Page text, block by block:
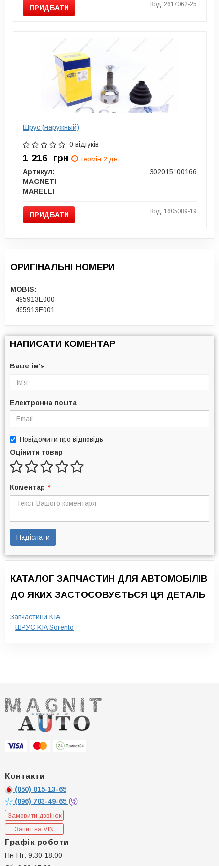
ПРИДБАТИ Код: 2617062-25
Шрус (наружный)
0 відгуків
1 216 грн
термін 2 дн.
Артикул:
302015100166
MAGNETI
MARELLI
ПРИДБАТИ Код: 1605089-19
ОРИГІНАЛЬНІ НОМЕРИ
MOBIS:
495913E000
495913E001
НАПИСАТИ КОМЕНТАР
Ваше ім'я
Електронна пошта
Повідомити про відповідь
Оцінити товар
Коментар *
Надіслати
КАТАЛОГ ЗАПЧАСТИН ДЛЯ АВТОМОБІЛІВ
ДО ЯКИХ ЗАСТОСОВУЄТЬСЯ ЦЯ ДЕТАЛЬ
Запчастини KIA
ШРУС KIA Sorento
Контакти
(050) 015-13-65
(096) 703-49-65
Замовити дзвінок
Запит на VIN
Графік роботи
Пн-Пт: 9:30-18:00